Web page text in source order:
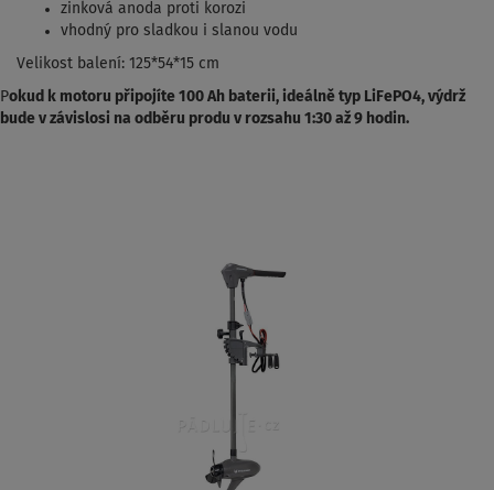
zinková anoda proti korozi
vhodný pro sladkou i slanou vodu
Velikost balení: 125*54*15 cm
Pokud k motoru připojíte 100 Ah baterii, ideálně typ LiFePO4, výdrž
bude v závislosi na odběru produ v rozsahu 1:30 až 9 hodin.